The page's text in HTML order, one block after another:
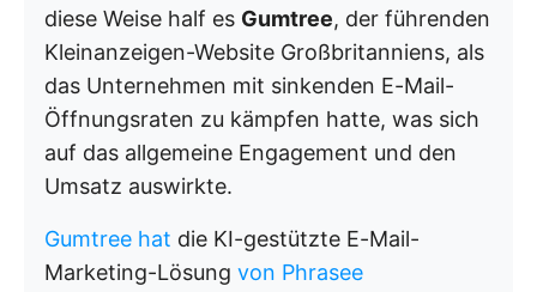
diese Weise half es Gumtree, der führenden
Kleinanzeigen-Website Großbritanniens, als
das Unternehmen mit sinkenden E-Mail-
Öffnungsraten zu kämpfen hatte, was sich
auf das allgemeine Engagement und den
Umsatz auswirkte.
Gumtree hat die KI-gestützte E-Mail-
Marketing-Lösung von Phrasee